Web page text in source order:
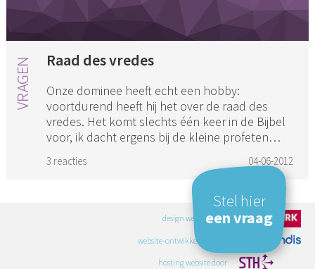
Raad des vredes
Onze dominee heeft echt een hobby:
voortdurend heeft hij het over de raad des
vredes. Het komt slechts één keer in de Bijbel
voor, ik dacht ergens bij de kleine profeten
3 reacties 04-06-2012
design website door
website-ontwikkeling door
hosting website door
Stel hier
een vraag